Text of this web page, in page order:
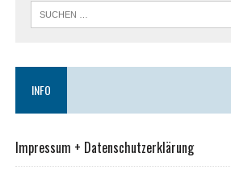
INFO
Impressum + Datenschutzerklärung